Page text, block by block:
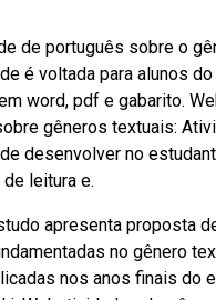
de português sobre o
é voltada para alunos do
word, pdf e gabarito.
gêneros textuais:
desenvolver no
leitura e.
apresenta proposta
no gênero
nos anos finais do